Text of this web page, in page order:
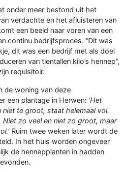
onder meer bestond uit het
verdachte en het afluisteren van
een beeld naar voren van een
continu bedrijfsproces. “Dit was
dit was een bedrijf met als doel
van tientallen kilo’s hennep”,
requisitoir.
de woning van deze
een plantage in Herwen: ‘Het
niet te groot, staat helemaal vol.
zo veel en niet zo groot, maar
Ruim twee weken later wordt de
In het huis worden ongeveer
de hennepplanten in hadden